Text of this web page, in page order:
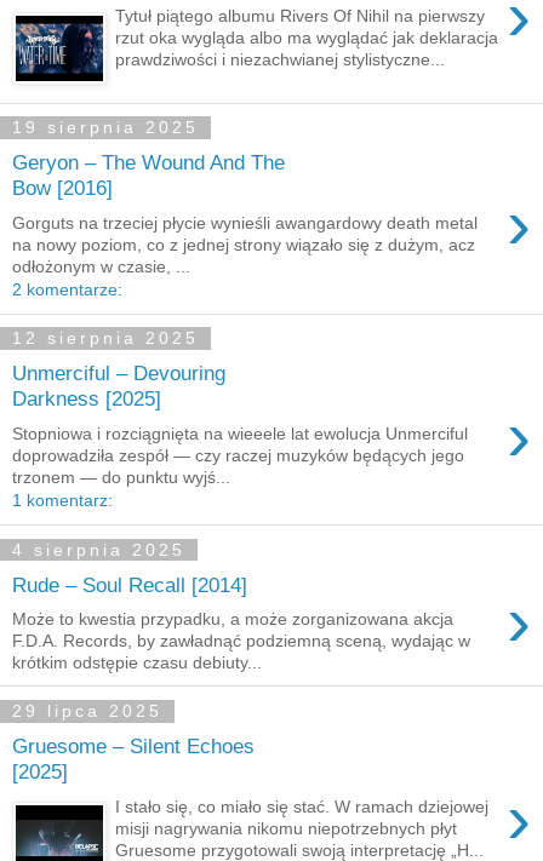
Tytuł piątego albumu Rivers Of Nihil na pierwszy
rzut oka wygląda albo ma wyglądać jak deklaracja
prawdziwości i niezachwianej stylistyczne...
19 sierpnia 2025
Geryon – The Wound And The
Bow [2016]
›
Gorguts na trzeciej płycie wynieśli awangardowy death metal
na nowy poziom, co z jednej strony wiązało się z dużym, acz
odłożonym w czasie, ...
2 komentarze:
12 sierpnia 2025
Unmerciful – Devouring
Darkness [2025]
›
Stopniowa i rozciągnięta na wieeele lat ewolucja Unmerciful
doprowadziła zespół — czy raczej muzyków będących jego
trzonem — do punktu wyjś...
1 komentarz:
4 sierpnia 2025
Rude – Soul Recall [2014] ›
Może to kwestia przypadku, a może zorganizowana akcja
F.D.A. Records, by zawładnąć podziemną sceną, wydając w
krótkim odstępie czasu debiuty...
29 lipca 2025
Gruesome – Silent Echoes
[2025]
›
I stało się, co miało się stać. W ramach dziejowej
misji nagrywania nikomu niepotrzebnych płyt
Gruesome przygotowali swoją interpretację „H...